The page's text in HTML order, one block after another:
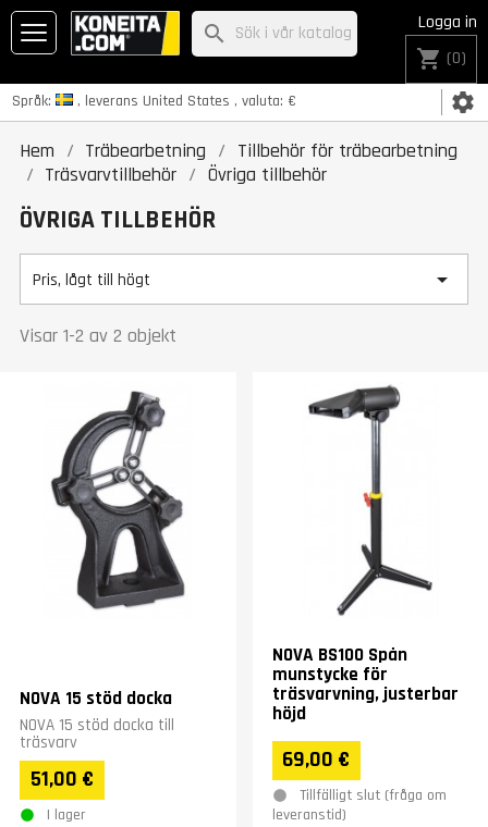
Språk: , leverans United States , valuta: € settings
Logga in
shopping_cart (0)
search
Hem Träbearbetning
Tillbehör för träbearbetning
Träsvarvtillbehör
Övriga tillbehör
ÖVRIGA TILLBEHÖR
Pris, lågt till högt 
Visar 1-2 av 2 objekt
NOVA 15 stöd docka
NOVA 15 stöd docka till
träsvarv
51,00 €
I lager
NOVA BS100 Spån
munstycke för
träsvarvning, justerbar
höjd
69,00 €
Tillfälligt slut (fråga om
leveranstid)